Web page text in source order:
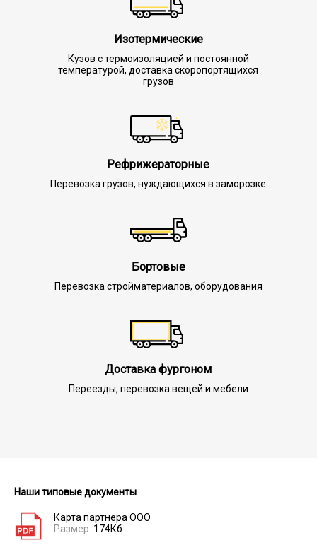
Изотермические
Кузов с термоизоляцией и постоянной
температурой, доставка скоропортящихся
грузов
Рефрижераторные
Перевозка грузов, нуждающихся в заморозке
Бортовые
Перевозка стройматериалов, оборудования
Доставка фургоном
Переезды, перевозка вещей и мебели
Наши типовые документы
Карта партнера ООО
Размер: 174Кб